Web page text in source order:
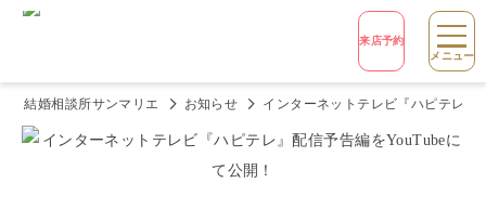
来店予約
メニュー
結婚相談所サンマリエ お知らせ インターネットテレビ『ハピテレ』